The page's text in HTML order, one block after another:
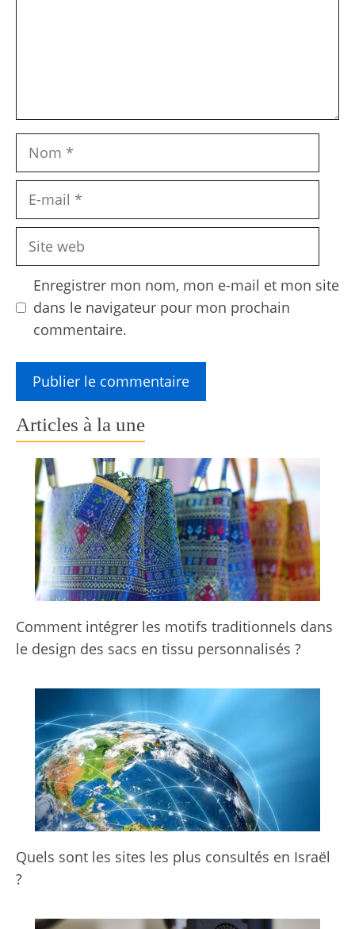
Nom
Site
Enregistrer mon nom, mon e-mail et mon site
dans le navigateur pour mon prochain
commentaire.
Articles à la une
Comment intégrer les motifs traditionnels dans
le design des sacs en tissu personnalisés ?
Quels sont les sites les plus consultés en Israël
?